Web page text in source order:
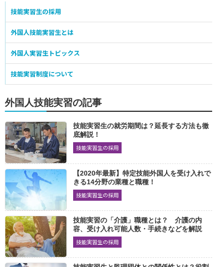
建具製作2118
鉄筋施工2133
食品製造業
缶詰巻締2072 農産物漬物製造業2061 食鳥処理加工業2078
加熱性水産加工食品製造2085
水産練り製品製造2074 牛豚食肉処理加工2079
ハム・ソーセージ・ベーコン製造2074 パン製造2076
そう菜製造2094 医療・福祉施設給食製造
繊維・衣服
たて編ニット生地製造2071 婦人子供服製造2070
紳士服製造 下着類製造2065
カーペット製造2064 帆布製品製造
座席シート縫製2068 紡績運転2073 織布運転2071
染色2063 ニット製品製造2065
技能実習生の採用
外国人技能実習生とは
外国人実習生トピックス
技能実習制度について
外国人技能実習の記事
技能実習生の就労期間は？延長する方法も徹
底解説！
技能実習生の採用
【2020年最新】特定技能外国人を受け入れで
きる14分野の業種と職種！
技能実習生の採用
技能実習の「介護」職種とは？ 介護の内
容、受け入れ可能人数・手続きなどを解説
技能実習生の採用